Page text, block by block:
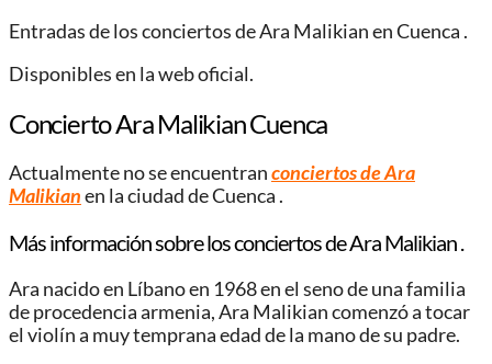
Entradas de los conciertos de Ara Malikian en Cuenca .
Disponibles en la web oficial.
Concierto Ara Malikian Cuenca
Actualmente no se encuentranconciertos de Ara
Malikianen la ciudad de Cuenca .
Más información sobre los conciertos de Ara Malikian .
Ara nacido en Líbano en 1968 en el seno de una familia
de procedencia armenia, Ara Malikian comenzó a tocar
el violín a muy temprana edad de la mano de su padre.